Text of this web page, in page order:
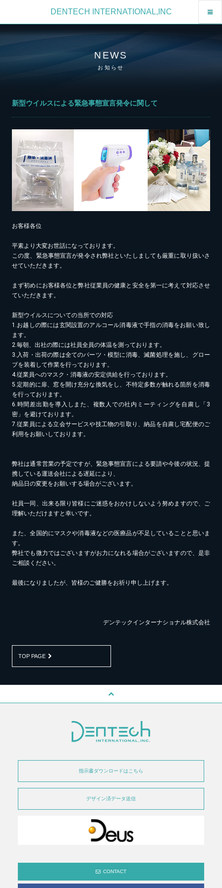
DENTECH INTERNATIONAL,INC
NEWS
お知らせ
新型ウイルスによる緊急事態宣言発令に関して
お客様各位
平素より大変お世話になっております。
この度、緊急事態宣言が発令され弊社といたしましても厳重に取り扱いさ
せていただきます。
まず初めにお客様各位と弊社従業員の健康と安全を第一に考えて対応させ
ていただきます。
新型ウイルスについての当所での対応
1.お越しの際には玄関設置のアルコール消毒液で手指の消毒をお願い致し
ます。
2.毎朝、出社の際には社員全員の体温を測っております。
3.入荷・出荷の際は全てのパーツ・模型に消毒、滅菌処理を施し、グロー
ブを装着して作業を行っております。
4.従業員へのマスク・消毒液の安定供給を行っております。
5.定期的に扉、窓を開け充分な換気をし、不特定多数が触れる箇所を消毒
を行っております。
6.時間差出勤を導入しまた、複数人での社内ミーティングを自粛し「3
密」を避けております。
7.従業員による立会サービスや技工物の引取り、納品を自粛し宅配便のご
利用をお願いしております。
弊社は通常営業の予定ですが、緊急事態宣言による要請や今後の状況、提
携している運送会社による遅延により、
納品日の変更をお願いする場合がございます。
社員一同、出来る限り皆様にご迷惑をおかけしないよう努めますので、ご
理解いただけますと幸いです。
また、全国的にマスクや消毒液などの医療品が不足していることと思いま
す。
弊社でも微力ではございますがお力になれる場合がございますので、是非
ご相談ください。
最後になりましたが、皆様のご健勝をお祈り申し上げます。
デンテックインターナショナル株式会社
TOP PAGE
指示書ダウンロードはこちら
デザイン済データ送信
CONTACT